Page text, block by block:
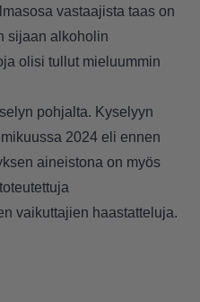
vastaajista taas on
sijaan alkoholin
olisi tullut mieluummin
pohjalta. Kyselyyn
2024 eli ennen
aineistona on myös
vaikuttajien haastatteluja.